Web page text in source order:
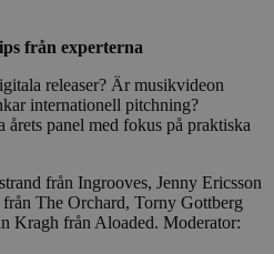
från experterna
releaser? Är musikvideon
internationell pitchning?
årets panel med fokus på praktiska
från Ingrooves, Jenny Ericsson
The Orchard, Torny Gottberg
Kragh från Aloaded. Moderator: